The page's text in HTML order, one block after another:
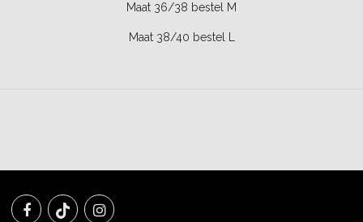
Maat 36/38 bestel M
Maat 38/40 bestel L